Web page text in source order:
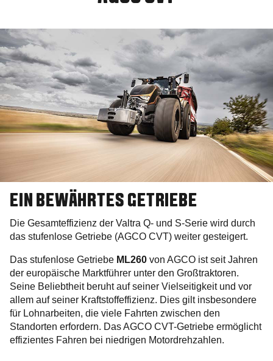
EIN BEWÄHRTES GETRIEBE
Die Gesamteffizienz der Valtra Q- und S-Serie wird durch
das stufenlose Getriebe (AGCO CVT) weiter gesteigert.
Das stufenlose Getriebe ML260 von AGCO ist seit Jahren
der europäische Marktführer unter den Großtraktoren.
Seine Beliebtheit beruht auf seiner Vielseitigkeit und vor
allem auf seiner Kraftstoffeffizienz. Dies gilt insbesondere
für Lohnarbeiten, die viele Fahrten zwischen den
Standorten erfordern. Das AGCO CVT-Getriebe ermöglicht
effizientes Fahren bei niedrigen Motordrehzahlen.